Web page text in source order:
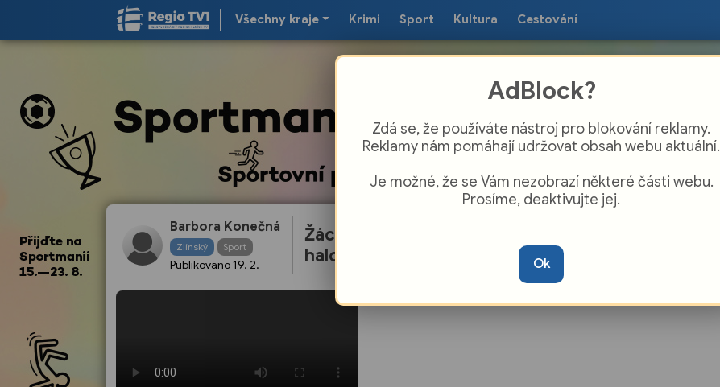
Všechny kraje Krimi Sport Kultura Cestování
Barbora Konečná
Zlínský Sport
Publikováno 19. 2.
Žáci základních a středních škol si vyzkoušeli
halové veslování
AdBlock?
Zdá se, že používáte nástroj pro blokování reklamy.
Reklamy nám pomáhají udržovat obsah webu aktuální.
Je možné, že se Vám nezobrazí některé části webu.
Prosíme, deaktivujte jej.
Ok